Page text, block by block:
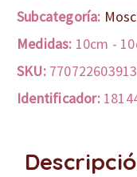
Subcategoría:
Medidas: 10cm -
SKU:
Identificador: